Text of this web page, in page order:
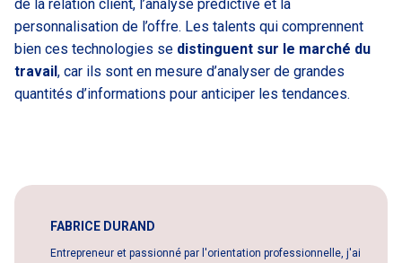
de la relation client, l’analyse prédictive et la
personnalisation de l’offre. Les talents qui comprennent
bien ces technologies se distinguent sur le marché du
travail , car ils sont en mesure d’analyser de grandes
quantités d’informations pour anticiper les tendances.
FABRICE DURAND
Entrepreneur et passionné par l'orientation professionnelle, j'ai